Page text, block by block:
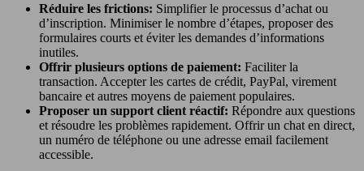
Réduire les frictions: Simplifier le processus d’achat ou
d’inscription. Minimiser le nombre d’étapes, proposer des
formulaires courts et éviter les demandes d’informations
inutiles.
Offrir plusieurs options de paiement: Faciliter la
transaction. Accepter les cartes de crédit, PayPal, virement
bancaire et autres moyens de paiement populaires.
Proposer un support client réactif: Répondre aux questions
et résoudre les problèmes rapidement. Offrir un chat en direct,
un numéro de téléphone ou une adresse email facilement
accessible.